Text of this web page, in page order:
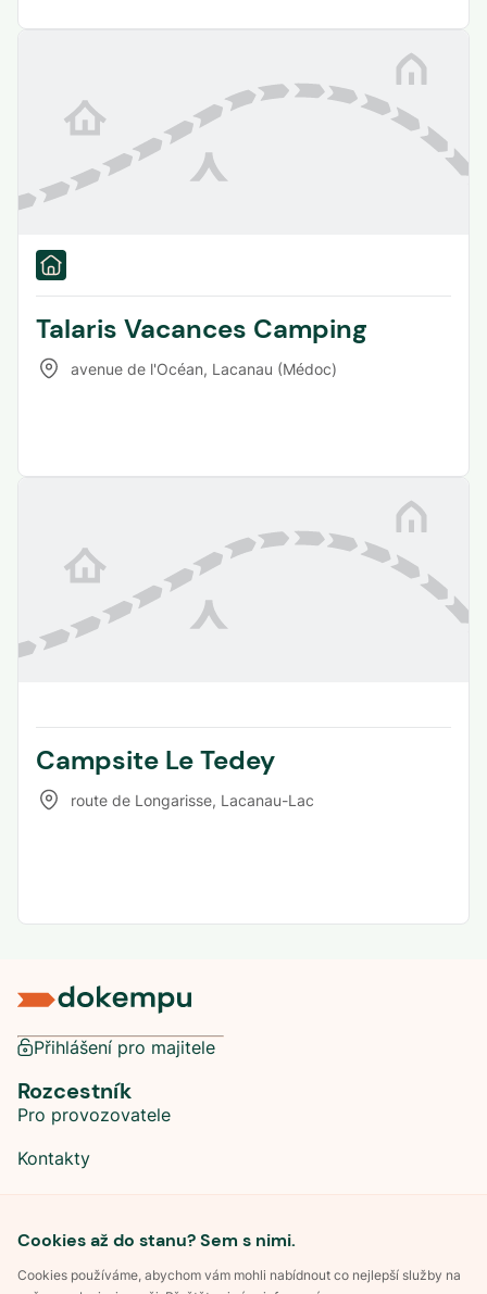
Talaris Vacances Camping
avenue de l'Océan, Lacanau (Médoc)
Campsite Le Tedey
route de Longarisse, Lacanau-Lac
Cookies až do stanu? Sem s nimi.
Cookies používáme, abychom vám mohli nabídnout co nejlepší služby na
Přihlášení pro majitele
Rozcestník
Pro provozovatele
Kontakty